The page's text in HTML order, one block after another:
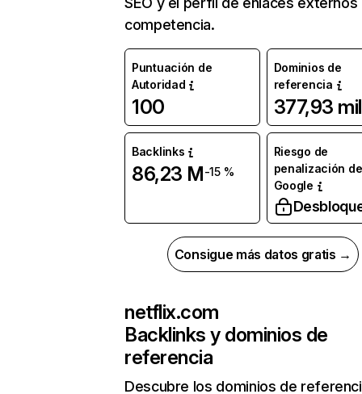
competencia.
Puntuación de
Autoridad
100
Dominios de
referencia
377,93 mil
Backlinks
86,23 M-15 %
Riesgo de
penalización de
Google
Consigue más datos gratis →
netflix.com
Backlinks y dominios de
referencia
Descubre los dominios de